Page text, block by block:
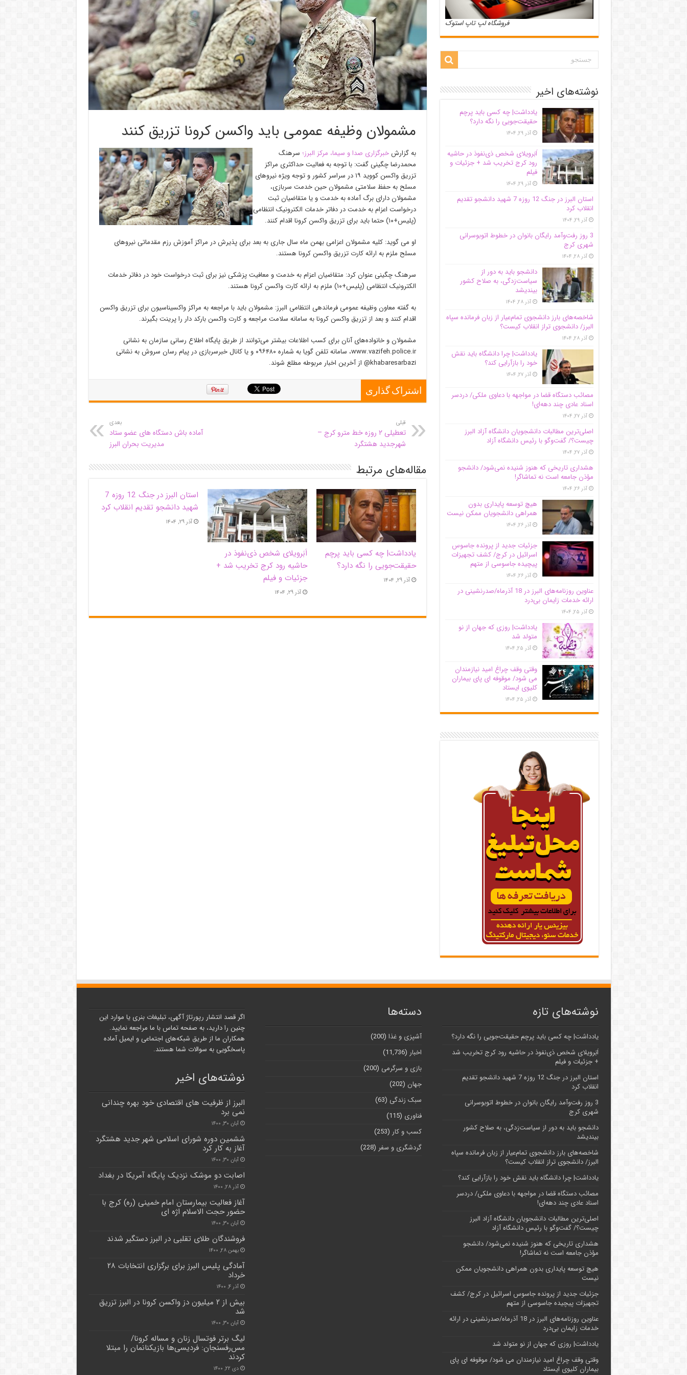
مشمولان وظیفه عمومی باید واکسن کرونا تزریق کنند
به گزارشخبرگزاری صدا و سیما، مرکز البرز؛ سرهنگ
محمدرضا چگینی گفت: با توجه به فعالیت حداکثری مراکز
تزریق واکسن کووید ۱۹ در سراسر کشور و توجه ویژه نیرو‌های
مسلح به حفظ سلامتی مشمولان حین خدمت سربازی،
مشمولان دارای برگ آماده به خدمت و یا متقاضیان ثبت
درخواست اعزام به خدمت در دفاتر خدمات الکترونیک انتظامی
(پلیس+۱۰) حتما باید برای تزریق واکسن کرونا اقدام کنند.
او می گوید: کلیه مشمولان اعزامی بهمن ماه سال جاری به بعد برای پذیرش در مراکز آموزش رزم مقدماتی نیرو‌های
مسلح ملزم به ارائه کارت تزریق واکسن کرونا هستند.
سرهنگ چگینی عنوان کرد: متقاضیان اعزام به خدمت و معافیت پزشکی نیز برای ثبت درخواست خود در دفاتر خدمات
الکترونیک انتظامی (پلیس+۱۰) ملزم به ارائه کارت واکسن کرونا هستند.
به گفته معاون وظیفه عمومی فرماندهی انتظامی البرز: مشمولان باید با مراجعه به مراکز واکسیناسیون برای تزریق واکسن
اقدام کنند و بعد از تزریق واکسن کرونا به سامانه سلامت مراجعه و کارت واکسن بارکد دار را پرینت بگیرند.
مشمولان و خانواده‌های آنان برای کسب اطلاعات بیشتر می‌توانند از طریق پایگاه اطلاع رسانی سازمان به نشانی
www.vazifeh.police.ir، سامانه تلفن گویا به شماره ۰۹۶۴۸۰ و یا کانال خبرسربازی در پیام رسان سروش به نشانی
khabaresarbazi@ از آخرین اخبار مربوطه مطلع شوند.
اشتراک گذاری
قبلی
تعطیلی ۲ روزه خط مترو کرج –
شهرجدید هشتگرد
بعدی
آماده باش دستگاه های عضو ستاد
مدیریت بحران البرز
مقاله‌های مرتبط
یادداشت| ‌چه کسی باید پرچم
حقیقت‌جویی را نگه دارد؟
آذر ۲۹, ۱۴۰۴
اَبَر‌ویلای شخص ذی‌نفوذ در
حاشیه‌ رود کرج تخریب شد +
جزئیات و فیلم
آذر ۲۹, ۱۴۰۴
استان البرز در جنگ 12 روزه 7
شهید دانشجو تقدیم انقلاب کرد
آذر ۲۹, ۱۴۰۴
فروشگاه لپ تاپ استوک
نوشته‌های اخیر
یادداشت| ‌چه کسی باید پرچم
حقیقت‌جویی را نگه دارد؟
آذر ۲۹, ۱۴۰۴
اَبَر‌ویلای شخص ذی‌نفوذ در حاشیه‌
رود کرج تخریب شد + جزئیات و
فیلم
آذر ۲۹, ۱۴۰۴
استان البرز در جنگ 12 روزه 7 شهید دانشجو تقدیم
انقلاب کرد
آذر ۲۹, ۱۴۰۴
3 روز رفت‌وآمد رایگان بانوان در خطوط اتوبوسرانی
شهری کرج
آذر ۲۸, ۱۴۰۴
دانشجو باید به دور از
سیاست‌زدگی، به صلاح کشور
بیندیشد
آذر ۲۸, ۱۴۰۴
شاخصه‌های بارز دانشجوی تمام‌عیار از زبان فرمانده سپاه
البرز/ دانشجوی تراز انقلاب کیست؟
آذر ۲۸, ۱۴۰۴
یادداشت| چرا دانشگاه باید نقش
خود را بازآرایی کند؟
آذر ۲۷, ۱۴۰۴
مصائب دستگاه قضا در مواجهه با دعاوی ملکی/ دردسر
اسناد عادی چند‌ دهه‌ای!
آذر ۲۷, ۱۴۰۴
اصلی‌ترین مطالبات دانشجویان دانشگاه آزاد البرز
چیست؟/ گفت‌وگو با رئیس دانشگاه آز‌اد
آذر ۲۷, ۱۴۰۴
هشداری تاریخی که هنوز شنیده نمی‌شود/ دانشجو
مؤذن جامعه است نه تماشاگر!
آذر ۲۶, ۱۴۰۴
هیچ توسعه پایداری بدون
همراهی دانشجویان ممکن نیست
آذر ۲۶, ۱۴۰۴
جزئیات جدید از پرونده جاسوس
اسرائیل در کرج/‌ کشف تجهیزات
پیچیده جاسوسی از متهم
آذر ۲۶, ۱۴۰۴
عناوین روزنامه‌های البرز در ‌18 آذرماه/صدرنشینی در
ارائه خدمات زایمان بی‌درد
آذر ۲۵, ۱۴۰۴
یادداشت| روزی که جهان از نو
متولد شد
آذر ۲۵, ۱۴۰۴
وقتی وقف چراغ امید نیازمندان
می شود/ موقوفه ای پای بیماران
کلیوی ایستاد
آذر ۲۵, ۱۴۰۴
نوشته‌های تازه
یادداشت| ‌چه کسی باید پرچم حقیقت‌جویی را نگه دارد؟
اَبَر‌ویلای شخص ذی‌نفوذ در حاشیه‌ رود کرج تخریب شد
+ جزئیات و فیلم
استان البرز در جنگ 12 روزه 7 شهید دانشجو تقدیم
انقلاب کرد
3 روز رفت‌وآمد رایگان بانوان در خطوط اتوبوسرانی
شهری کرج
دانشجو باید به دور از سیاست‌زدگی، به صلاح کشور
بیندیشد
شاخصه‌های بارز دانشجوی تمام‌عیار از زبان فرمانده سپاه
البرز/ دانشجوی تراز انقلاب کیست؟
یادداشت| چرا دانشگاه باید نقش خود را بازآرایی کند؟
مصائب دستگاه قضا در مواجهه با دعاوی ملکی/ دردسر
اسناد عادی چند‌ دهه‌ای!
اصلی‌ترین مطالبات دانشجویان دانشگاه آزاد البرز
چیست؟/ گفت‌وگو با رئیس دانشگاه آز‌اد
هشداری تاریخی که هنوز شنیده نمی‌شود/ دانشجو
مؤذن جامعه است نه تماشاگر!
هیچ توسعه پایداری بدون همراهی دانشجویان ممکن
نیست
جزئیات جدید از پرونده جاسوس اسرائیل در کرج/‌ کشف
تجهیزات پیچیده جاسوسی از متهم
عناوین روزنامه‌های البرز در ‌18 آذرماه/صدرنشینی در ارائه
خدمات زایمان بی‌درد
یادداشت| روزی که جهان از نو متولد شد
وقتی وقف چراغ امید نیازمندان می شود/ موقوفه ای پای
بیماران کلیوی ایستاد
دسته‌ها
آشپزی و غذا (200)
اخبار (11,736)
بازی و سرگرمی (200)
جهان (202)
سبک زندگی (63)
فناوری (115)
کسب و کار (253)
گردشگری و سفر (228)
اگر قصد انتشار رپورتاژ آگهی، تبلیغات بنری یا موارد این
چنین را دارید، به صفحه تماس با ما مراجعه نمایید.
همکاران ما از طریق شبکه‌های اجتماعی و ایمیل آماده
پاسخگویی به سوالات شما هستند.
نوشته‌های اخیر
البرز از ظرفیت های اقتصادی خود بهره چندانی
نمی برد
آبان ۳۰, ۱۴۰۰
ششمین دوره شورای اسلامی شهر جدید هشتگرد
آغاز به کار کرد
آبان ۳۰, ۱۴۰۰
اصابت دو موشک نزدیک پایگاه آمریکا در بغداد
آذر ۲۸, ۱۴۰۰
آغاز فعالیت بیمارستان امام خمینی (ره) کرج با
حضور حجت الاسلام اژه ای
آبان ۳۰, ۱۴۰۰
فروشندگان طلای تقلبی در البرز دستگیر شدند
بهمن ۲۸, ۱۴۰۰
آمادگی پلیس البرز برای برگزاری انتخابات ۲۸
خرداد
آذر ۴, ۱۴۰۰
بیش از ۲ میلیون دز واکسن کرونا در البرز تزریق
شد
آبان ۳۰, ۱۴۰۰
لیگ برتر فوتسال زنان و مساله کرونا/
مس‌رفسنجان: فردیسی‌ها بازیکنانمان را مبتلا
کردند
دی ۲۲, ۱۴۰۰